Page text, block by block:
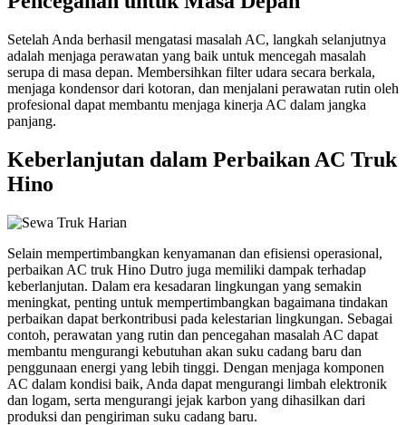
Setelah Anda berhasil mengatasi masalah AC, langkah selanjutnya
adalah menjaga perawatan yang baik untuk mencegah masalah
serupa di masa depan. Membersihkan filter udara secara berkala,
menjaga kondensor dari kotoran, dan menjalani perawatan rutin oleh
profesional dapat membantu menjaga kinerja AC dalam jangka
panjang.
Keberlanjutan dalam Perbaikan AC Truk
Hino
Selain mempertimbangkan kenyamanan dan efisiensi operasional,
perbaikan AC truk Hino Dutro juga memiliki dampak terhadap
keberlanjutan. Dalam era kesadaran lingkungan yang semakin
meningkat, penting untuk mempertimbangkan bagaimana tindakan
perbaikan dapat berkontribusi pada kelestarian lingkungan. Sebagai
contoh, perawatan yang rutin dan pencegahan masalah AC dapat
membantu mengurangi kebutuhan akan suku cadang baru dan
penggunaan energi yang lebih tinggi. Dengan menjaga komponen
AC dalam kondisi baik, Anda dapat mengurangi limbah elektronik
dan logam, serta mengurangi jejak karbon yang dihasilkan dari
produksi dan pengiriman suku cadang baru.